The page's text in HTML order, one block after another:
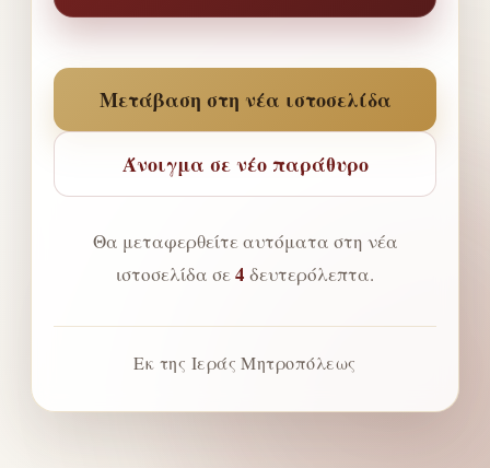
Μετάβαση στη νέα ιστοσελίδα
Άνοιγμα σε νέο παράθυρο
Θα μεταφερθείτε αυτόματα στη νέα
ιστοσελίδα σε4 δευτερόλεπτα.
Εκ της Ιεράς Μητροπόλεως